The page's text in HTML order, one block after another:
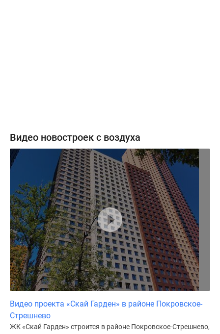
Видео новостроек с воздуха
Видео проекта «Скай Гарден» в районе Покровское-
Стрешнево
ЖК «Скай Гарден» строится в районе Покровское-Стрешнево,